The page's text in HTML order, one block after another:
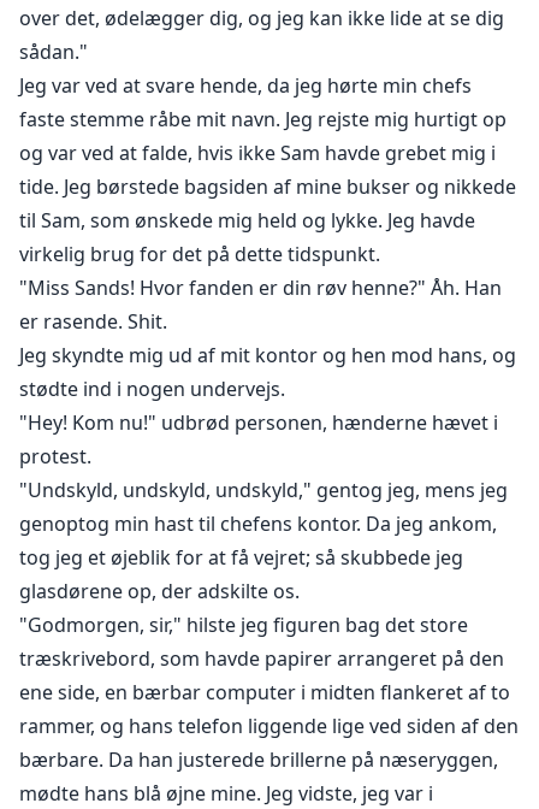
over det, ødelægger dig, og jeg kan ikke lide at se dig
sådan."
Jeg var ved at svare hende, da jeg hørte min chefs
faste stemme råbe mit navn. Jeg rejste mig hurtigt op
og var ved at falde, hvis ikke Sam havde grebet mig i
tide. Jeg børstede bagsiden af mine bukser og nikkede
til Sam, som ønskede mig held og lykke. Jeg havde
virkelig brug for det på dette tidspunkt.
"Miss Sands! Hvor fanden er din røv henne?" Åh. Han
er rasende. Shit.
Jeg skyndte mig ud af mit kontor og hen mod hans, og
stødte ind i nogen undervejs.
"Hey! Kom nu!" udbrød personen, hænderne hævet i
protest.
"Undskyld, undskyld, undskyld," gentog jeg, mens jeg
genoptog min hast til chefens kontor. Da jeg ankom,
tog jeg et øjeblik for at få vejret; så skubbede jeg
glasdørene op, der adskilte os.
"Godmorgen, sir," hilste jeg figuren bag det store
træskrivebord, som havde papirer arrangeret på den
ene side, en bærbar computer i midten flankeret af to
rammer, og hans telefon liggende lige ved siden af den
bærbare. Da han justerede brillerne på næseryggen,
mødte hans blå øjne mine. Jeg vidste, jeg var i